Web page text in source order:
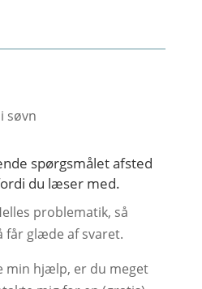
spørgsmålet afsted
du læser med.
problematik, så
får glæde af svaret.
min hjælp, er du meget